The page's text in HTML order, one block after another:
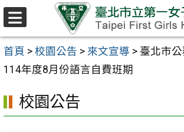
跳至主要內容區
首頁 > 校園公告 > 來文宣導 > 臺北市
114年度8月份語言自費班期
校園公告
選
單